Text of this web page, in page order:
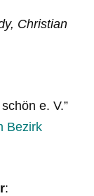
Christian
e. V.”
Bezirk
: